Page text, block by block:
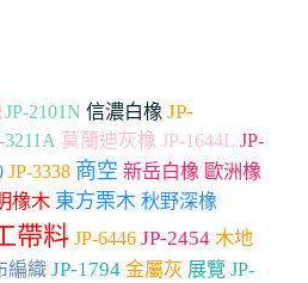
JP-2101N 信濃白橡 JP-
3211A 莫蘭迪灰橡 JP-1644L JP-
JP-3338 商空 新岳白橡 歐洲橡
橡木 東方栗木 秋野深橡
帶料 JP-6446 JP-2454 木地
編織 JP-1794 金屬灰 展覽 JP-